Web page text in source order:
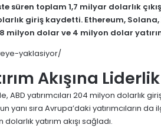
süren toplam 1,7 milyar dolarlık
giriş kaydetti. Ethereum, Solana,
dolar ve 4 milyon dolar
Akışına
yatırımcıları 204 milyon dolarlık
yanı sıra Avrupa’daki yatırımcıların da
yatırım akışı sağladı.